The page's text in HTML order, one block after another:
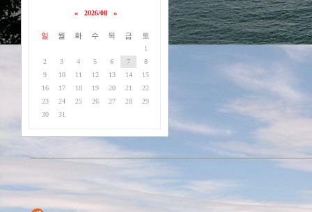
« 2026/08 »
일 월 화 수 목 금 토
1
2
3 4 5 6 7
8
9
10 11 12 13 14
15
16
17 18 19 20 21
22
23
24 25 26 27 28
29
30
31